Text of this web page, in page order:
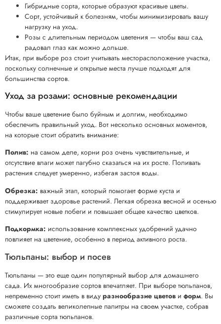
Гибридные сорта, которые образуют красивые цветы.
Сорт, устойчивый к болезням, чтобы минимизировать вашу
нагрузку на уход.
Розы с длительным периодом цветения — чтобы ваш сад
радовал глаз как можно дольше.
Итак, при выборе роз стоит учитывать месторасположение участка,
поскольку солнечные и открытые места лучше подходят для
большинства сортов.
Уход за розами: основные рекомендации
Чтобы ваше цветение было буйным и долгим, необходимо
обеспечить правильный уход. Вот несколько основных моментов,
на которые стоит обратить внимание:
Полив: на самом деле, корни роз очень чувствительные, и
отсутствие влаги может пагубно сказаться на их росте. Поливать
растения следует умеренно, избегая застоя воды.
Обрезка: важный этап, который помогает форме куста и
поддерживает здоровье растений. Легкая обрезка весной и осенью
стимулирует новые побеги и повышает общее качество цветков.
Подкормка: использование комплексных удобрений удачно
повлияет на цветение, особенно в период активного роста.
Тюльпаны: выбор и посев
Тюльпаны — это еще один популярный выбор для домашнего
сада. Их многообразие сортов впечатляет. При выборе тюльпанов,
непременно стоит иметь в виду разнообразие цветов и форм. Вы
сможете создать великолепные палитры на своем участке, собрав
различные сорта тюльпанов.